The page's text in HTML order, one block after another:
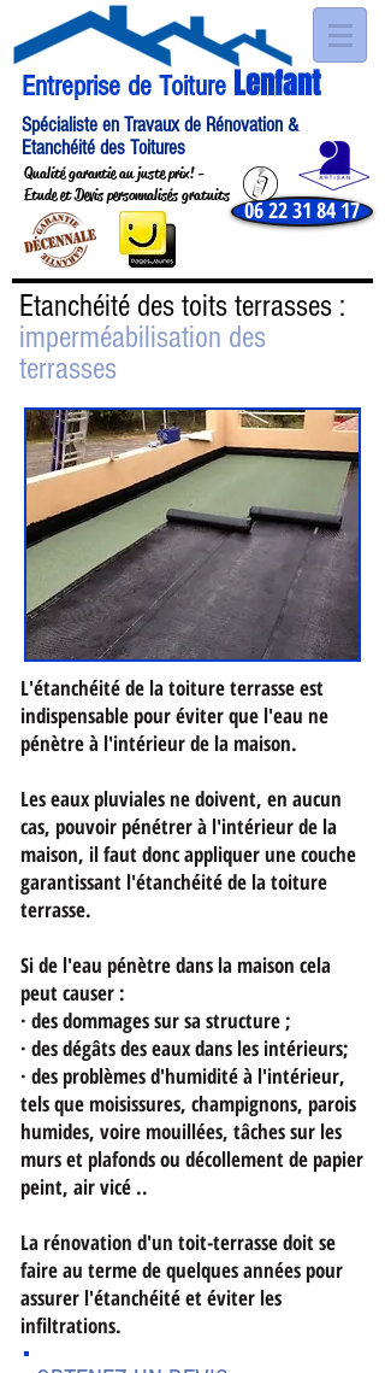
Entreprise de Toiture Lenfant
Spécialiste en Travaux de Rénovation &
Etanchéité des Toitures
Qualité garantie au juste prix ! -
Etude et Devis personnalisés gratuits
06 22 31 84 17
Etanchéité des toits terrasses :
imperméabilisation des
terrasses
L'étanchéité de la toiture terrasse est
indispensable pour éviter que l'eau ne
pénètre à l'intérieur de la maison.
Les eaux pluviales ne doivent, en aucun
cas, pouvoir pénétrer à l'intérieur de la
maison, il faut donc appliquer une couche
garantissant l'étanchéité de la toiture
terrasse.
Si de l'eau pénètre dans la maison cela
peut causer :
· des dommages sur sa structure ;
· des dégâts des eaux dans les intérieurs;
· des problèmes d'humidité à l'intérieur,
tels que moisissures, champignons, parois
humides, voire mouillées, tâches sur les
murs et plafonds ou décollement de papier
peint, air vicé ..
La rénovation d'un toit-terrasse doit se
faire au terme de quelques années pour
assurer l'étanchéité et éviter les
infiltrations.